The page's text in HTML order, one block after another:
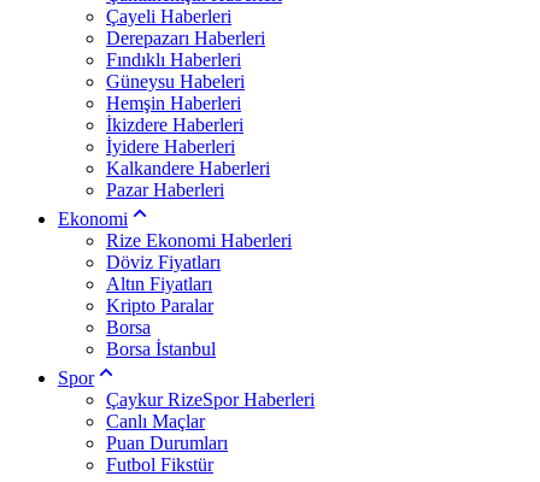
Çayeli Haberleri
Derepazarı Haberleri
Fındıklı Haberleri
Güneysu Habeleri
Hemşin Haberleri
İkizdere Haberleri
İyidere Haberleri
Kalkandere Haberleri
Pazar Haberleri
Ekonomi
Rize Ekonomi Haberleri
Döviz Fiyatları
Altın Fiyatları
Kripto Paralar
Borsa
Borsa İstanbul
Spor
Çaykur RizeSpor Haberleri
Canlı Maçlar
Puan Durumları
Futbol Fikstür